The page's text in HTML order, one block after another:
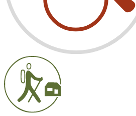
Használja kényelmes, térképes keresőnket!
Térképezés
Friss turisztikai hírek
Szerkesztőségi ajánlat (12)